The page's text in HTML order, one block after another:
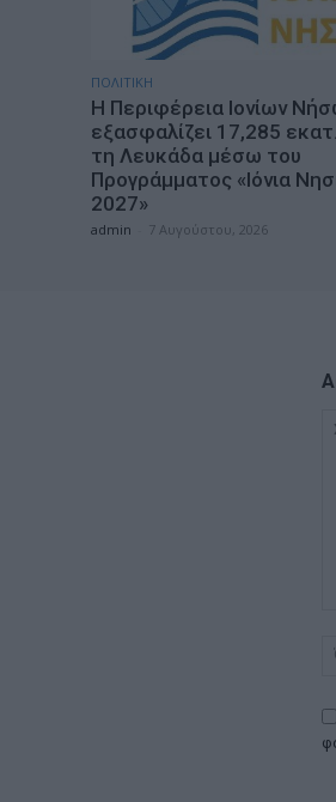
ΠΟΛΙΤΙΚΗ
Η Περιφέρεια Ιονίων
εξασφαλίζει 17,285
τη Λευκάδα μέσω του
Προγράμματος «Ιόνια
2027»
admin 7 Αυγούστου, 2026